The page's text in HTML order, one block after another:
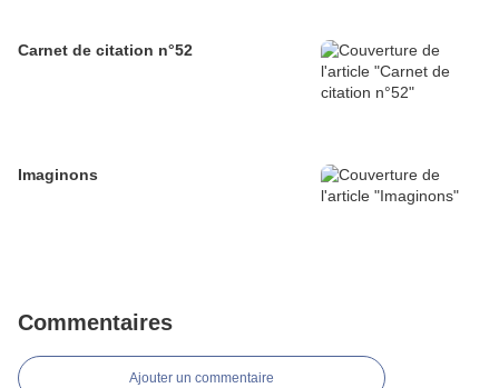
Carnet de citation n°52
Imaginons
Commentaires
Ajouter un commentaire